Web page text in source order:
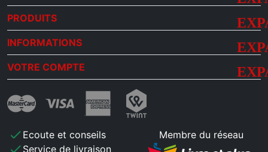
PRODUITS
INFORMATIONS
VOTRE COMPTE
check Ecoute et conseils
check Service de livraison
Membre du réseau